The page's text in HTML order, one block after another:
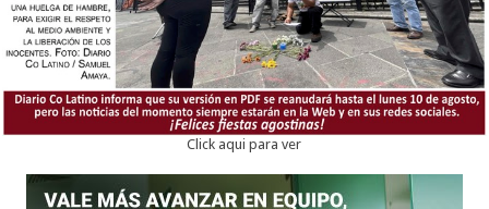
Click aqui para ver